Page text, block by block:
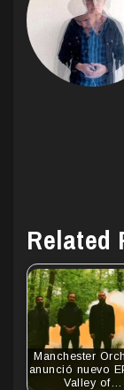
Related
Manchester
anunció nuevo
Valley of…